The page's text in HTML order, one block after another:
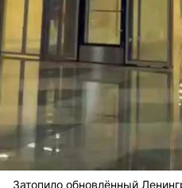
Затопило обновлённый